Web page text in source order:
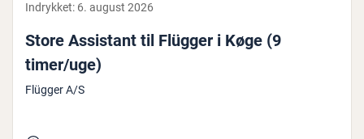
Indrykket: 6. august 2026
Store Assistant til Flügger i Køge (9
timer/uge)
Flügger A/S